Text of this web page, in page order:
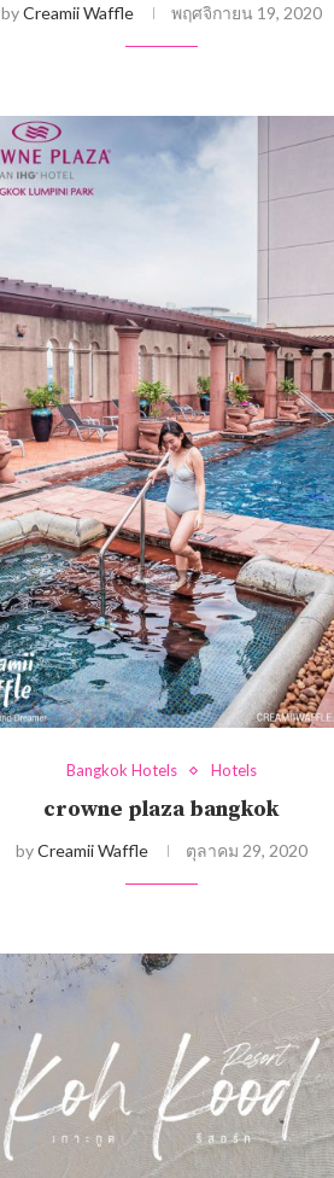
byCreamii Waffle พฤศจิกายน 19, 2020
Bangkok Hotels Hotels
crowne plaza bangkok
byCreamii Waffle ตุลาคม 29, 2020